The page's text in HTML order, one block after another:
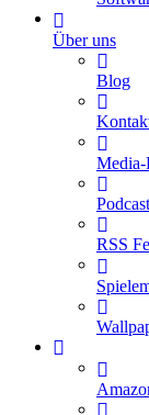
Über uns
Blog
Podcast
RSS